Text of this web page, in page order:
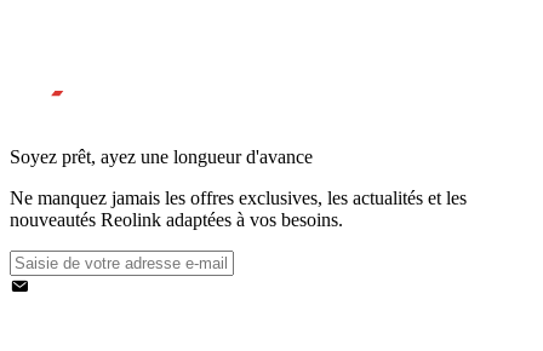
Soyez prêt, ayez une longueur d'avance
Ne manquez jamais les offres exclusives, les actualités et les
nouveautés Reolink adaptées à vos besoins.